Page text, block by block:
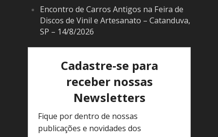
Encontro de Carros Antigos na Feira de
Discos de Vinil e Artesanato – Catanduva,
SP – 14/8/2026